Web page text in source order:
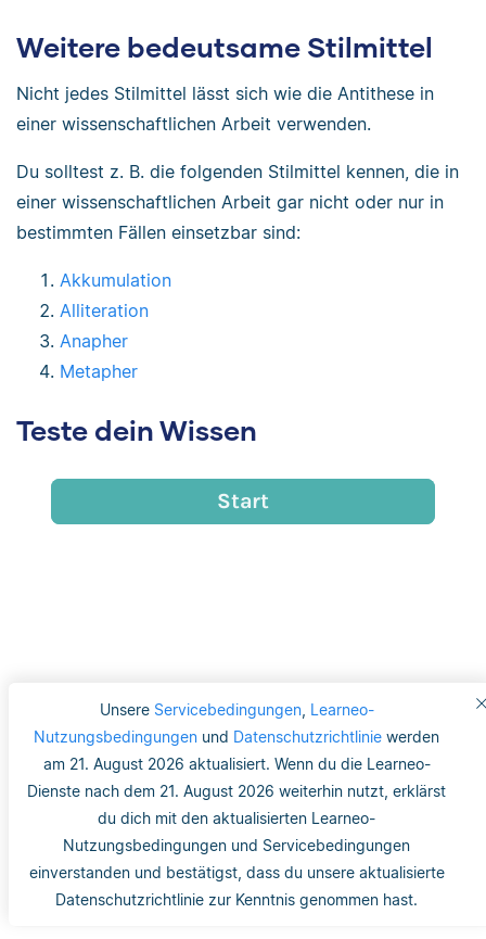
Unsere Servicebedingungen, Learneo-
Nutzungsbedingungen und Datenschutzrichtlinie werden
am 21. August 2026 aktualisiert. Wenn du die Learneo-
Dienste nach dem 21. August 2026 weiterhin nutzt, erklärst
du dich mit den aktualisierten Learneo-
Nutzungsbedingungen und Servicebedingungen
einverstanden und bestätigst, dass du unsere aktualisierte
Datenschutzrichtlinie zur Kenntnis genommen hast.
Weitere bedeutsame Stilmittel
Nicht jedes Stilmittel lässt sich wie die Antithese in
einer wissenschaftlichen Arbeit verwenden.
Du solltest z. B. die folgenden Stilmittel kennen, die in
einer wissenschaftlichen Arbeit gar nicht oder nur in
bestimmten Fällen einsetzbar sind:
Akkumulation
Alliteration
Anapher
Metapher
Teste dein Wissen